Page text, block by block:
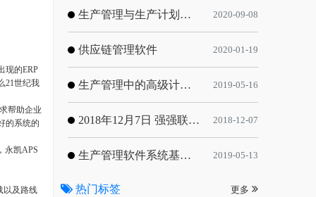
现的ERP
21世纪我
帮助企业
的系统的
永凯APS
以及路线
生产管理与生产计划的目标 2020-09-08
供应链管理软件 2020-01-19
生产管理中的高级计划与排程优化 2019-05-16
2018年12月7日 强强联手，共同推进电子器件领域APS应用典范 风华高科生产自动化工业互联网应用项目-APS项目启动会 2018-12-07
生产管理软件系统基于信息化的解决方案 2019-05-13
热门标签 更多